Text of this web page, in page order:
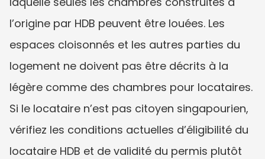
l’origine par HDB peuvent être louées. Les
espaces cloisonnés et les autres parties du
logement ne doivent pas être décrits à la
légère comme des chambres pour locataires.
Si le locataire n’est pas citoyen singapourien,
vérifiez les conditions actuelles d’éligibilité du
locataire HDB et de validité du permis plutôt